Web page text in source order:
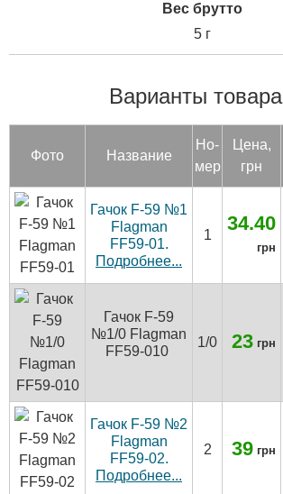
Вес брутто
5 г
Варианты товара
Фото Название
Но­
мер
Цена,
грн
Гачок F-59 №1
Flagman
FF59-01.
Подробнее...
1
34.40
грн
Гачок F-59
№1/0 Flagman
FF59-010
1/0 23 грн
Гачок F-59 №2
Flagman
FF59-02.
Подробнее...
2 39 грн